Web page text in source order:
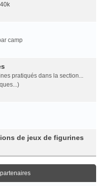
camp
pratiqués dans la section...
de jeux de figurines